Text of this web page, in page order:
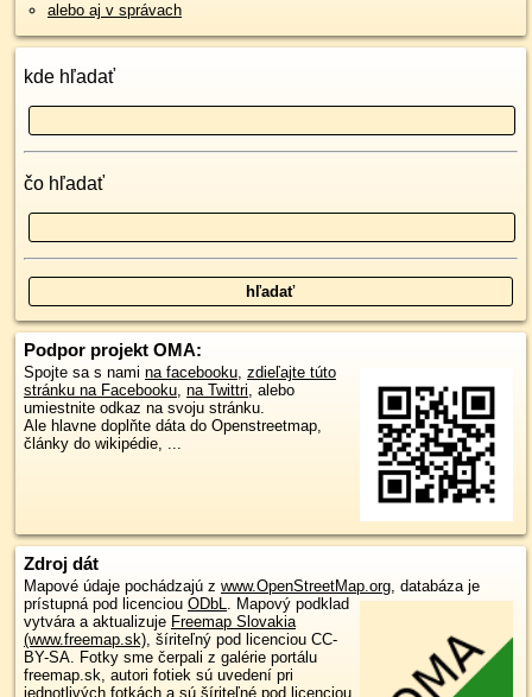
alebo aj v správach
kde hľadať
čo hľadať
Podpor projekt OMA:
Spojte sa s nami na facebooku, zdieľajte túto
stránku na Facebooku, na Twittri, alebo
umiestnite odkaz na svoju stránku.
Ale hlavne doplňte dáta do Openstreetmap,
články do wikipédie, ...
Zdroj dát
Mapové údaje pochádzajú z www.OpenStreetMap.org, databáza je
prístupná pod licenciou ODbL. Mapový podklad
vytvára a aktualizuje Freemap Slovakia
(www.freemap.sk), šíriteľný pod licenciou CC-
BY-SA. Fotky sme čerpali z galérie portálu
freemap.sk, autori fotiek sú uvedení pri
jednotlivých fotkách a sú šíriteľné pod licenciou